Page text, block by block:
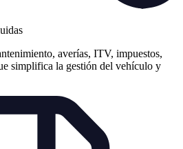
averías, ITV, impuestos,
simplifica la gestión del vehículo y